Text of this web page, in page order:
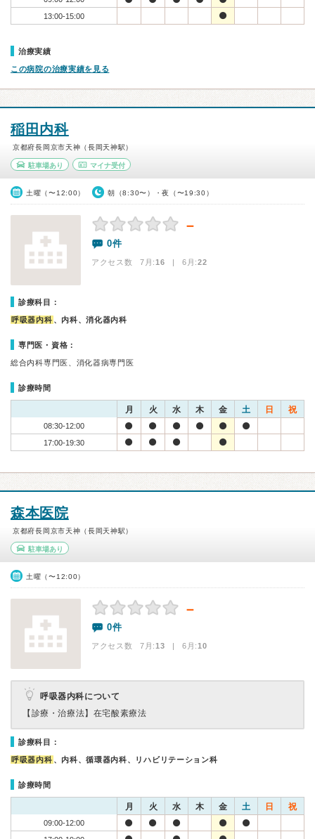
13:00-15:00
治療実績
この病院の治療実績を見る
稲田内科
京都府長岡京市天神（長岡天神駅）
駐車場あり マイナ受付
土曜（〜12:00） 朝（8:30〜）・夜（〜19:30）
－
0件
アクセス数 7月:16 | 6月:22
診療科目：
呼吸器内科 、内科、消化器内科
専門医・資格：
総合内科専門医、消化器病専門医
診療時間
月 火 水 木 金 土 日 祝
08:30-12:00
17:00-19:30
森本医院
京都府長岡京市天神（長岡天神駅）
駐車場あり
土曜（〜12:00）
－
0件
アクセス数 7月:13 | 6月:10
呼吸器内科について
【診療・治療法】 在宅酸素療法
診療科目：
呼吸器内科 、内科、循環器内科、リハビリテーション科
診療時間
月 火 水 木 金 土 日 祝
09:00-12:00